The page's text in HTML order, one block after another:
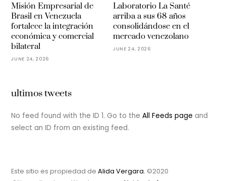
Misión Empresarial de
Brasil en Venezuela
fortalece la integración
económica y comercial
bilateral
JUNE 24, 2026
Laboratorio La Santé
arriba a sus 68 años
consolidándose en el
mercado venezolano
JUNE 24, 2026
ultimos tweets
No feed found with the ID 1. Go to theAll Feeds page and
select an ID from an existing feed.
Este sitio es propiedad deAlida Vergara. ©2020